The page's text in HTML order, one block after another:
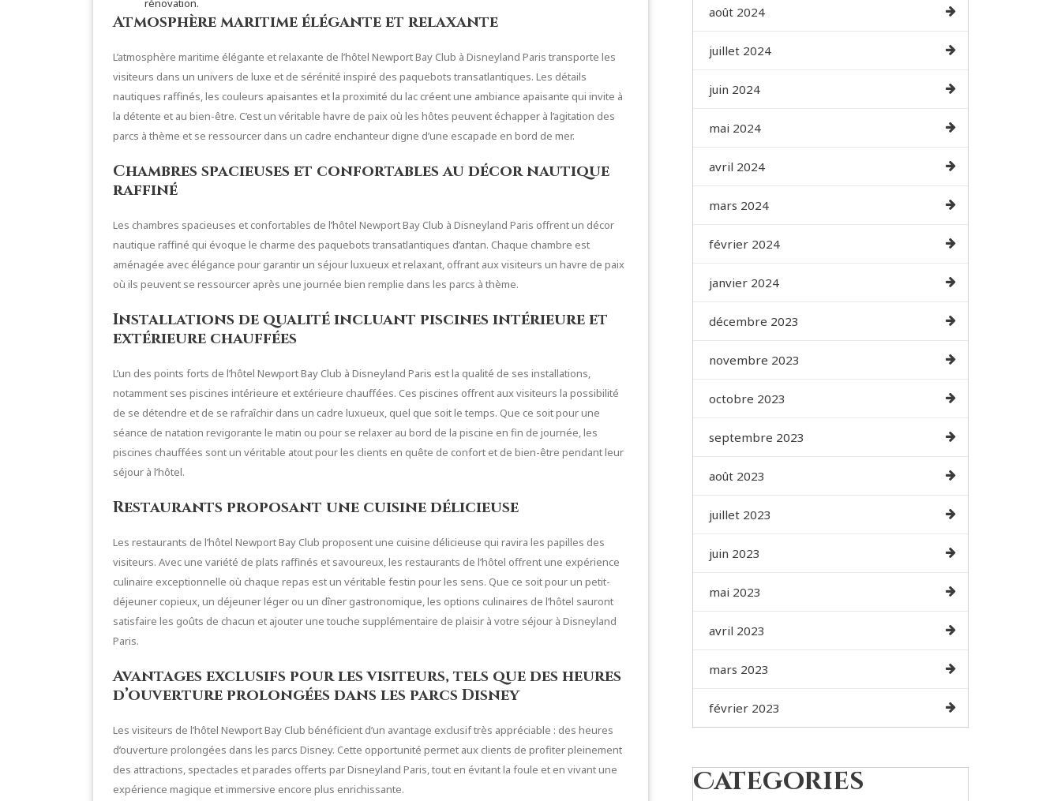
rénovation.
Atmosphère maritime élégante et relaxante
L’atmosphère maritime élégante et relaxante de l’hôtel Newport Bay Club à Disneyland Paris transporte les
visiteurs dans un univers de luxe et de sérénité inspiré des paquebots transatlantiques. Les détails
nautiques raffinés, les couleurs apaisantes et la proximité du lac créent une ambiance apaisante qui invite à
la détente et au bien-être. C’est un véritable havre de paix où les hôtes peuvent échapper à l’agitation des
parcs à thème et se ressourcer dans un cadre enchanteur digne d’une escapade en bord de mer.
Chambres spacieuses et confortables au décor nautique
raffiné
Les chambres spacieuses et confortables de l’hôtel Newport Bay Club à Disneyland Paris offrent un décor
nautique raffiné qui évoque le charme des paquebots transatlantiques d’antan. Chaque chambre est
aménagée avec élégance pour garantir un séjour luxueux et relaxant, offrant aux visiteurs un havre de paix
où ils peuvent se ressourcer après une journée bien remplie dans les parcs à thème.
Installations de qualité incluant piscines intérieure et
extérieure chauffées
L’un des points forts de l’hôtel Newport Bay Club à Disneyland Paris est la qualité de ses installations,
notamment ses piscines intérieure et extérieure chauffées. Ces piscines offrent aux visiteurs la possibilité
de se détendre et de se rafraîchir dans un cadre luxueux, quel que soit le temps. Que ce soit pour une
séance de natation revigorante le matin ou pour se relaxer au bord de la piscine en fin de journée, les
piscines chauffées sont un véritable atout pour les clients en quête de confort et de bien-être pendant leur
séjour à l’hôtel.
Restaurants proposant une cuisine délicieuse
Les restaurants de l’hôtel Newport Bay Club proposent une cuisine délicieuse qui ravira les papilles des
visiteurs. Avec une variété de plats raffinés et savoureux, les restaurants de l’hôtel offrent une expérience
culinaire exceptionnelle où chaque repas est un véritable festin pour les sens. Que ce soit pour un petit-
déjeuner copieux, un déjeuner léger ou un dîner gastronomique, les options culinaires de l’hôtel sauront
satisfaire les goûts de chacun et ajouter une touche supplémentaire de plaisir à votre séjour à Disneyland
Paris.
Avantages exclusifs pour les visiteurs, tels que des heures
d’ouverture prolongées dans les parcs Disney
Les visiteurs de l’hôtel Newport Bay Club bénéficient d’un avantage exclusif très appréciable : des heures
d’ouverture prolongées dans les parcs Disney. Cette opportunité permet aux clients de profiter pleinement
des attractions, spectacles et parades offerts par Disneyland Paris, tout en évitant la foule et en vivant une
expérience magique et immersive encore plus enrichissante.
août 2024
juillet 2024
juin 2024
mai 2024
avril 2024
mars 2024
février 2024
janvier 2024
décembre 2023
novembre 2023
octobre 2023
septembre 2023
août 2023
juillet 2023
juin 2023
mai 2023
avril 2023
mars 2023
février 2023
Categories